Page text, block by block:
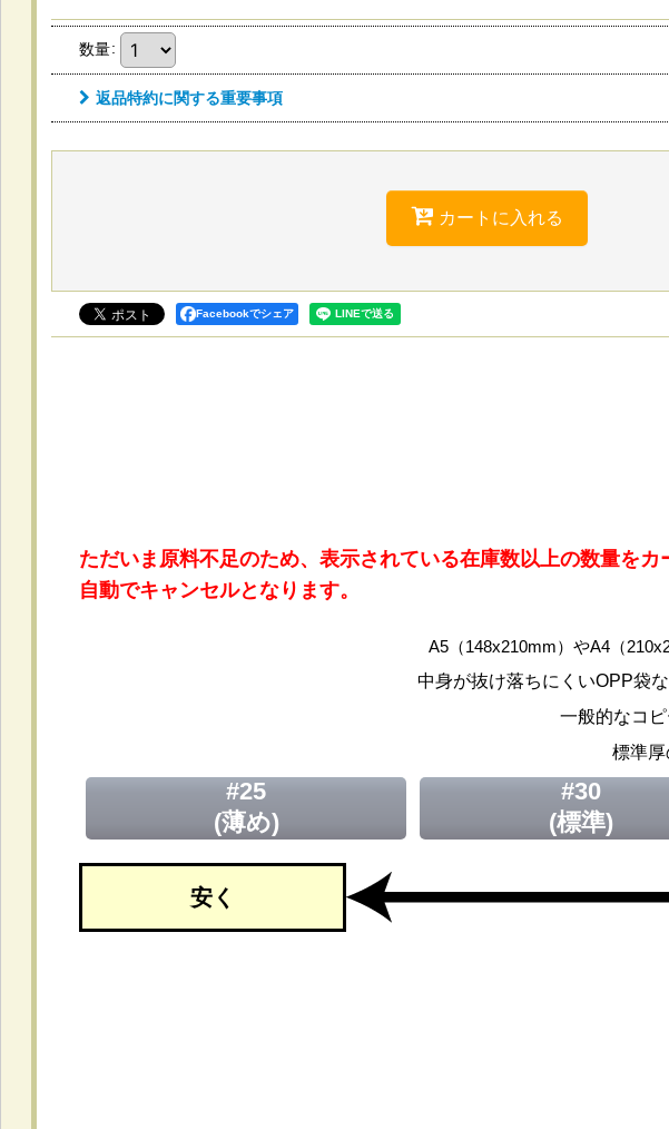
数量:
返品特約に関する重要事項
カートに入れる
Facebookでシェア
ただいま原料不足のため、表示されている在庫数以上の数量を
自動でキャンセルとなります。
A5（148x210mm）やA4（
中身が抜け落ちにくいOPP袋
一般的なコ
標準
#25
(薄め)
#30
(標準)
安く